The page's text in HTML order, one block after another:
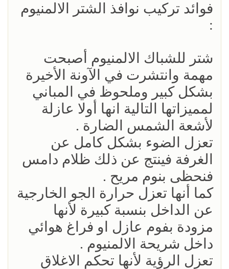
فوائد تركيب نوافذ الشتر الالمنيوم
:
شتر للشباك الالمنيوم أصبحت
مهمة وانتشرت في الآونة الأخيرة
بشكل كبير وملحوظ في المباني
لمميزاتها التالية انها أولا عازلة
لأشعة الشمس الضارة .
تعزل الضوء بشكل كامل عن
الغرفة فينتج عن ذلك ظلام دامس
فنحظى بنوم مريح .
كما أنها تعزل حرارة الجو الخارجية
عن الداخل بنسبة كبيرة لأنها
مزودة بفوم عازل او فراغ هوائي
داخل شريحة الالمنيوم .
تعزل الرؤية لأنها تحكم الاغلاق